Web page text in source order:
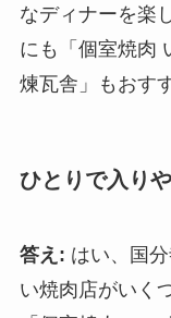
なディナーを楽
にも「個室焼肉
煉瓦舎」もおす
ひとりで入り
答え: はい、国
い焼肉店がいく